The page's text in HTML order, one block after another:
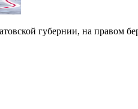
губернии, на правом